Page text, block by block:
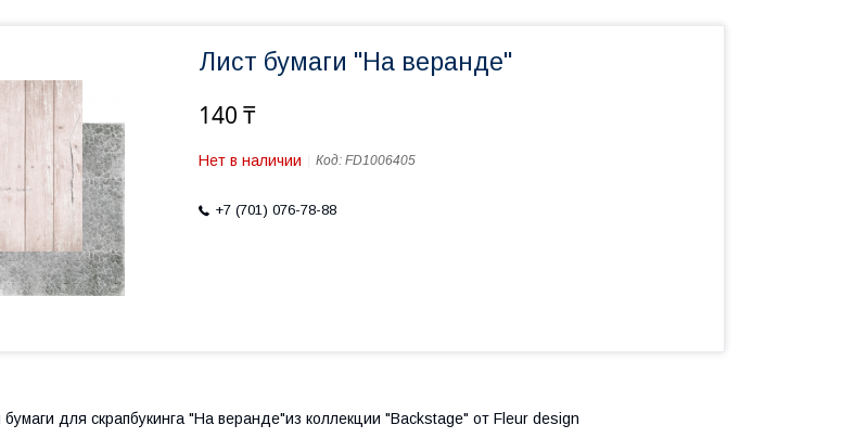
Лист бумаги "На веранде"
140 ₸
Нет в наличии Код: FD1006405
+7 (701) 076-78-88
для скрапбукинга "На веранде"из коллекции "Backstage" от Fleur design